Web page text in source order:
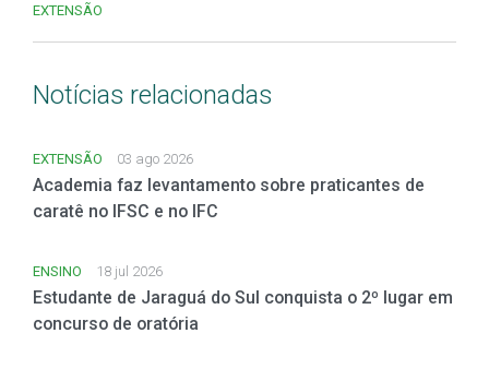
EXTENSÃO
Notícias relacionadas
EXTENSÃO 03 ago 2026
Academia faz levantamento sobre praticantes de
caratê no IFSC e no IFC
ENSINO 18 jul 2026
Estudante de Jaraguá do Sul conquista o 2º lugar em
concurso de oratória